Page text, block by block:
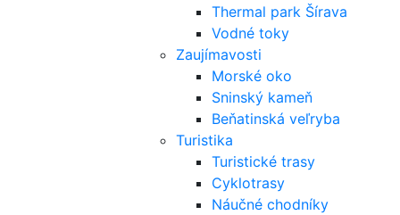
Thermal park Šírava
Vodné toky
Zaujímavosti
Morské oko
Sninský kameň
Beňatinská veľryba
Turistika
Turistické trasy
Cyklotrasy
Náučné chodníky